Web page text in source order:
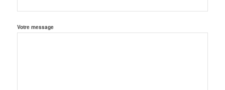
Votre message